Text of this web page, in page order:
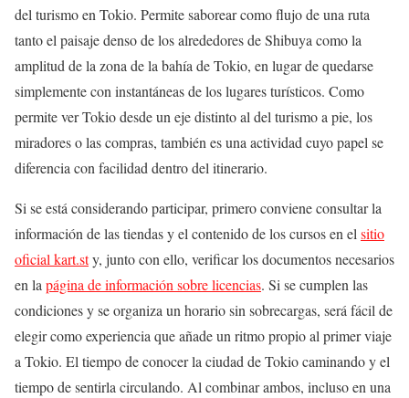
del turismo en Tokio. Permite saborear como flujo de una ruta
tanto el paisaje denso de los alrededores de Shibuya como la
amplitud de la zona de la bahía de Tokio, en lugar de quedarse
simplemente con instantáneas de los lugares turísticos. Como
permite ver Tokio desde un eje distinto al del turismo a pie, los
miradores o las compras, también es una actividad cuyo papel se
diferencia con facilidad dentro del itinerario.
Si se está considerando participar, primero conviene consultar la
información de las tiendas y el contenido de los cursos en el sitio
oficial kart.sty, junto con ello, verificar los documentos necesarios
en la página de información sobre licencias. Si se cumplen las
condiciones y se organiza un horario sin sobrecargas, será fácil de
elegir como experiencia que añade un ritmo propio al primer viaje
a Tokio. El tiempo de conocer la ciudad de Tokio caminando y el
tiempo de sentirla circulando. Al combinar ambos, incluso en una